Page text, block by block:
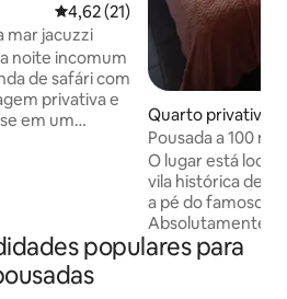
4,62 de uma avaliação média
4,62 (21)
mar jacuzzi
noite incomum
de safári com
privativa e
tem total
e espaço
para o mar da
Quarto privativo ⋅
-Gardes
Pousada a 100
O lugar está localizado a mar. Perto da
vila histórica de
a pé do famoso Palais des Festivals.
Absolutamente
o jardim. Você
privacidade, o
populares para